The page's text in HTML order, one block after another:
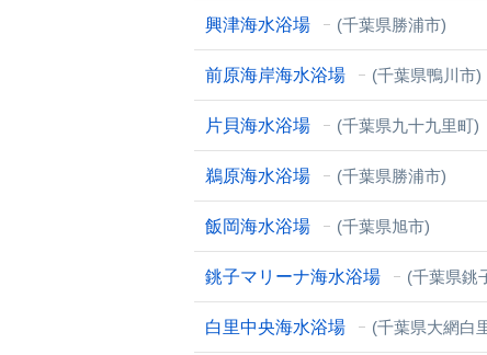
興津海水浴場 (千葉県勝浦市)
前原海岸海水浴場 (千葉県鴨川市)
片貝海水浴場 (千葉県九十九里町)
鵜原海水浴場 (千葉県勝浦市)
飯岡海水浴場 (千葉県旭市)
銚子マリーナ海水浴場 (千葉県銚
白里中央海水浴場 (千葉県大網白